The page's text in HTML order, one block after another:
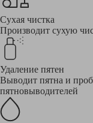
Сухая чистка
Производит сухую
Удаление пятен
Выводит пятна и
пятновыводителей